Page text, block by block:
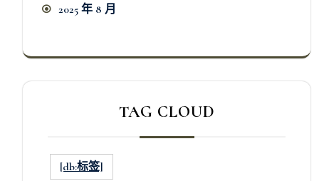
2025 年 8 月
TAG CLOUD
[db:标签]